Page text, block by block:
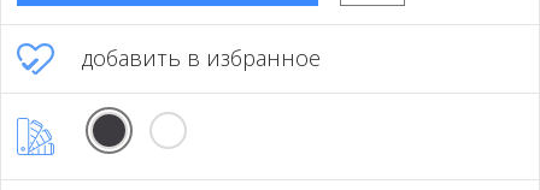
добавить в избранное